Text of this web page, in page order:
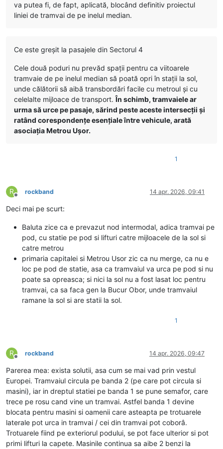
va putea fi, de fapt, aplicată, blocând definitiv proiectul
liniei de tramvai de pe inelul median.
Ce este greșit la pasajele din Sectorul 4
Cele două poduri nu prevăd spații pentru ca viitoarele
tramvaie de pe inelul median să poată opri în stații la sol,
unde călătorii să aibă transbordări facile cu metroul și cu
celelalte mijloace de transport.În schimb, tramvaiele ar
urma să urce pe pasaje, sărind peste aceste intersecții și
ratând corespondențe esențiale între vehicule, arată
asociația Metrou Ușor.
1
R
Deconectat
rockband 14 apr. 2026, 09:41
Deci mai pe scurt:
Baluta zice ca e prevazut nod intermodal, adica tramvai pe
pod, cu statie pe pod si lifturi catre mijloacele de la sol si
catre metrou
primaria capitalei si Metrou Usor zic ca nu merge, ca nu e
loc pe pod de statie, asa ca tramvaiul va urca pe pod si nu
poate sa opreasca; si nici la sol nu a fost lasat loc pentru
tramvai, ca sa faca gen la Bucur Obor, unde tramvaiul
ramane la sol si are statii la sol.
1
R
Deconectat
rockband 14 apr. 2026, 09:47
Parerea mea: exista solutii, asa cum se mai vad prin vestul
Europei. Tramvaiul circula pe banda 2 (pe care pot circula si
masini), iar in dreptul statiei pe banda 1 se pune semafor, care
trece pe rosu cand vine un tramvai. Astfel banda 1 devine
blocata pentru masini si oamenii care asteapta pe trotuarele
laterale pot urca in tramvai / cei din tramvai pot coborâ.
Trotuarele fiind pe exteriorul podului, se pot face ulterior si pot
primi lifturi la capete. Masinile continua sa aibe 2 benzi la